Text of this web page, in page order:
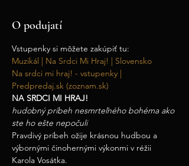
O podujatí
Vstupenky si môžete zakúpiť tu:
Muzikál | Na Srdci Mi Hraj! | Slovensko
Na srdci mi hraj! - vstupenky |
Predpredaj.sk (zoznam.sk)
NA SRDCI MI HRAJ!
hudobný príbeh nesmrteľného bohéma ako
ste ho ešte nepočuli
Pravdivý príbeh ožije krásnou hudbou a
výbornými činohernými výkonmi v réžii
Karola Vosátka.